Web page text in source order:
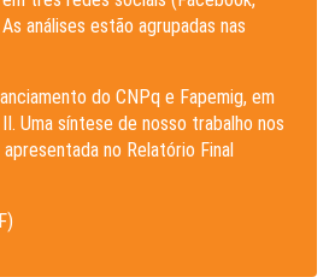
análises estão agrupadas nas
do CNPq e Fapemig, em
Uma síntese de nosso trabalho nos
no Relatório Final